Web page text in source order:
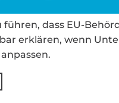
führen, dass EU-
erklären, wenn